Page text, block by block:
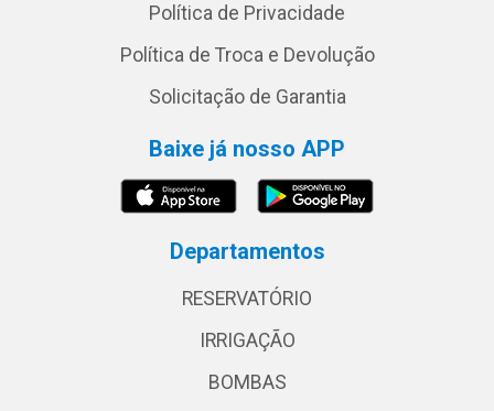
Política de Privacidade
Política de Troca e Devolução
Solicitação de Garantia
Baixe já nosso APP
Departamentos
RESERVATÓRIO
IRRIGAÇÃO
BOMBAS